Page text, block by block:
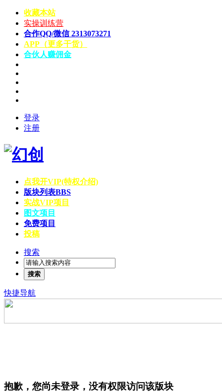
收藏本站
实操训练营
合作QQ/微信 2313073271
APP（更多干货）
合伙人赚佣金
登录
注册
点我开VIP(特权介绍)
版块列表BBS
实战VIP项目
图文项目
免费项目
投稿
搜索
搜索
快捷导航
抱歉，您尚未登录，没有权限访问该版块